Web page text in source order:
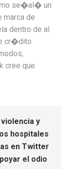
se�al� un
de
dentro de al
cr�dito
cree que
y
hospitales
en Twitter
el odio